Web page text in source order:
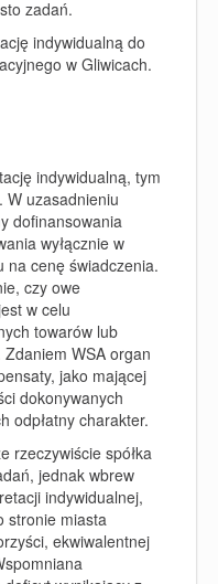
zadań.
indywidualną do
w Gliwicach.
indywidualną, tym
W uzasadnieniu
dofinansowania
wyłącznie w
na cenę świadczenia.
czy owe
w celu
towarów lub
WSA organ
jako mającej
dokonywanych
odpłatny charakter.
rzeczywiście spółka
jednak wbrew
indywidualnej,
stronie miasta
ekwiwalentnej